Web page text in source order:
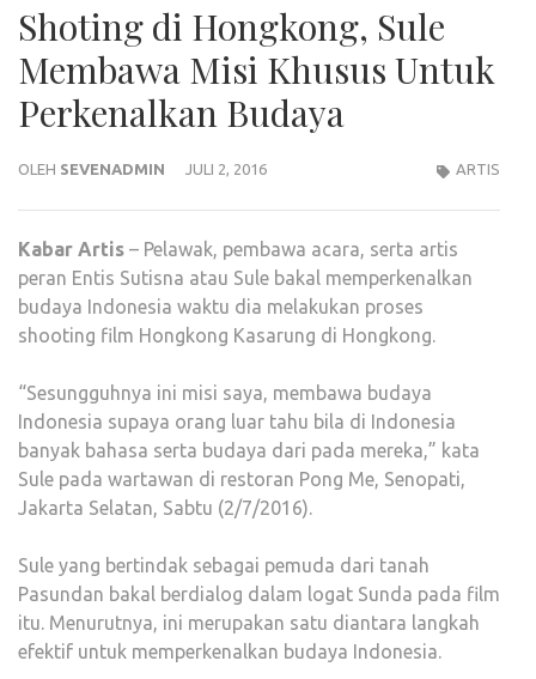
Shoting di Hongkong, Sule
Membawa Misi Khusus Untuk
Perkenalkan Budaya
OLEH SEVENADMIN JULI 2, 2016 ARTIS
Kabar Artis – Pelawak, pembawa acara, serta artis
peran Entis Sutisna atau Sule bakal memperkenalkan
budaya Indonesia waktu dia melakukan proses
shooting film Hongkong Kasarung di Hongkong.
“Sesungguhnya ini misi saya, membawa budaya
Indonesia supaya orang luar tahu bila di Indonesia
banyak bahasa serta budaya dari pada mereka,” kata
Sule pada wartawan di restoran Pong Me, Senopati,
Jakarta Selatan, Sabtu (2/7/2016).
Sule yang bertindak sebagai pemuda dari tanah
Pasundan bakal berdialog dalam logat Sunda pada film
itu. Menurutnya, ini merupakan satu diantara langkah
efektif untuk memperkenalkan budaya Indonesia.